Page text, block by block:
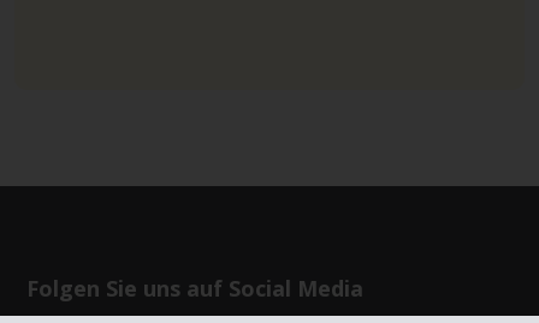
Folgen Sie uns auf Social Media